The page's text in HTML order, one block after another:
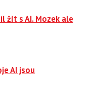
žít s AI. Mozek ale
AI jsou